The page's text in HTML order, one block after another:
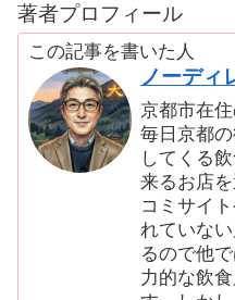
著者プロフィール
この記事を書いた人
ノーディ
京都市在
毎日京都
してくる
来るお店
コミサイ
れていな
るので他
力的な飲